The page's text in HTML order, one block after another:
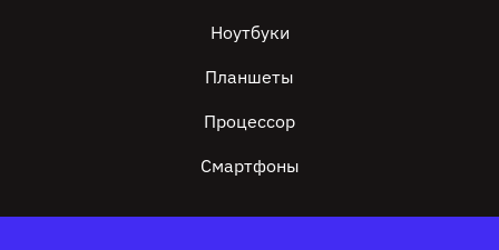
Ноутбуки
Планшеты
Процессор
Смартфоны